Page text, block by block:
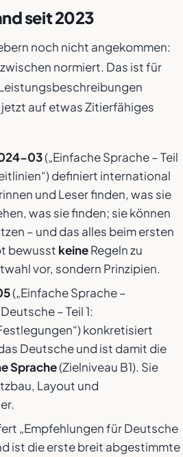
seit 2023
noch nicht angekommen:
normiert. Das ist für
auf etwas Zitierfähiges
03(„Einfache Sprache – Teil
definiert international
und Leser finden, was sie
was sie finden; sie können
– und das alles beim ersten
bewusst keineRegeln zu
vor, sondern Prinzipien.
(„Einfache Sprache –
– Teil 1:
konkretisiert
Deutsche und ist damit die
Sprache(Zielniveau B1). Sie
Layout und
„Empfehlungen für Deutsche
ist die erste breit abgestimmte